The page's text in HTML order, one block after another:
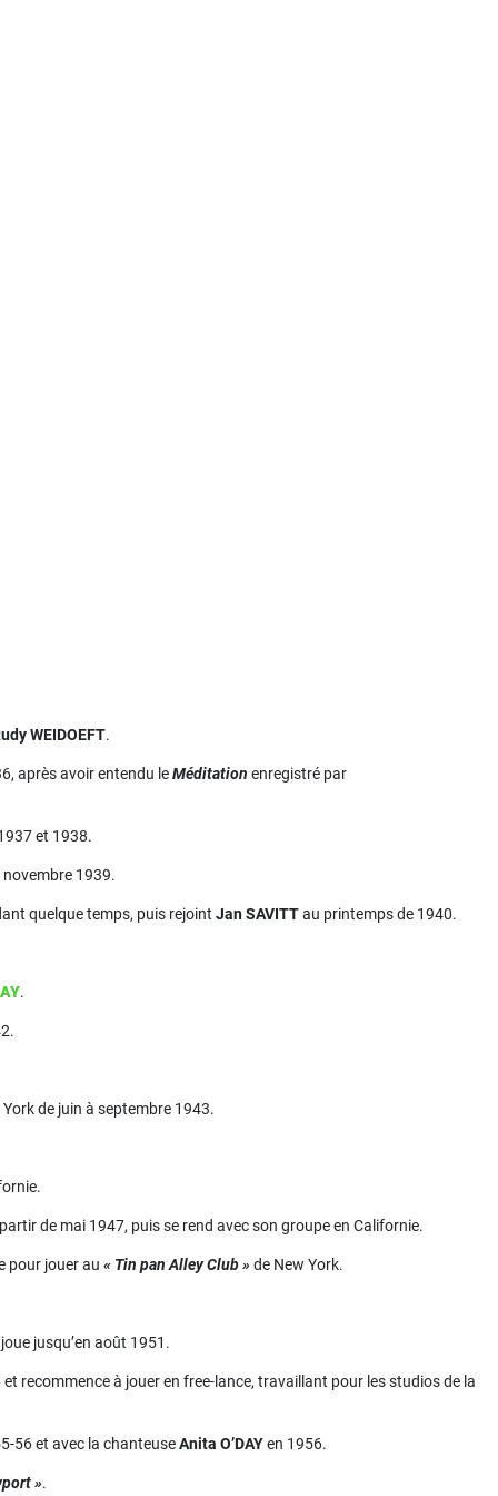
WEIDOEFT.
après avoir entendu leMéditation enregistré par
et 1938.
novembre 1939.
quelque temps, puis rejoint Jan SAVITTau printemps de 1940.
.
de juin à septembre 1943.
de mai 1947, puis se rend avec son groupe en Californie.
pour jouer au « Tin pan Alley Club » de New York.
jusqu’en août 1951.
et recommence à jouer en free-lance, travaillant pour les studios de la
56 et avec la chanteuseAnita O’DAYen 1956.
».